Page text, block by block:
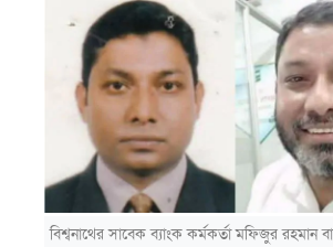
বিশ্বনাথের সাবেক ব্যাংক কর্মকর্তা মফিজুর